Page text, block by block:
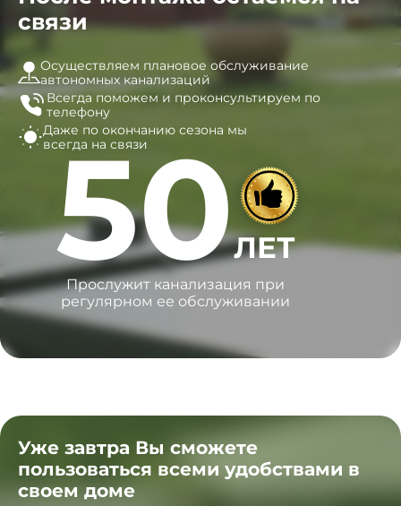
связи
Осуществляем плановое обслуживание
автономных канализаций
Всегда поможем и проконсультируем по
телефону
Даже по окончанию сезона мы
всегда на связи
50ЛЕТ
Прослужит канализация при
регулярном ее обслуживании
Уже завтра Вы сможете
пользоваться всеми удобствами в
своем доме